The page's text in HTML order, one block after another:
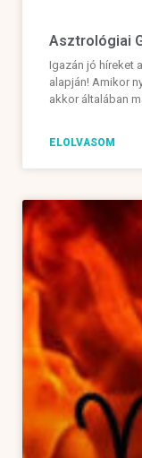
Asztrológiai
Igazán jó híreket
alapján! Amikor
akkor általában
ELOLVASOM